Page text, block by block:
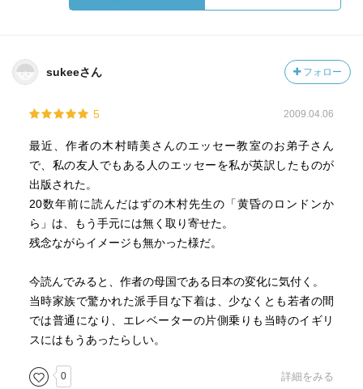
sukeeさん フォロー
5 2009.04.06
最近、作者の木村晴美さんのエッセー教室のお弟子さん
で、私の友人でもある人のエッセーを私が英訳したものが
出版された。
20数年前に読んだはずの木村先生の「黄昏のロンドンか
ら」は、もう手元には無く取り寄せた。
残念ながらイメージも無かった様だ。
今読んでみると、作者の母国である日本の変化に気付く。
当時家族で驚かれた派手目な下着は、少なくとも若者の間
では普通になり、エレベーターの片側乗りも当時のイギリ
スにはもうあったらしい。
0 詳細をみる